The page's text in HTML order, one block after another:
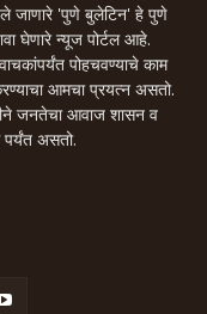
जाणारे 'पुणे बुलेटिन' हे पुणे
घेणारे न्यूज पोर्टल आहे.
वाचकांपर्यंत पोहचवण्याचे काम
आमचा प्रयत्न असतो.
जनतेचा आवाज शासन व
असतो.